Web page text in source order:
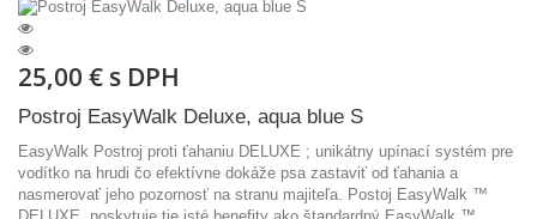
25,00 € s DPH
Postroj EasyWalk Deluxe, aqua blue S
EasyWalk Postroj proti ťahaniu DELUXE ; unikátny upínací systém pre
vodítko na hrudi čo efektívne dokáže psa zastaviť od ťahania a
nasmerovať jeho pozornosť na stranu majiteľa. Postoj EasyWalk ™